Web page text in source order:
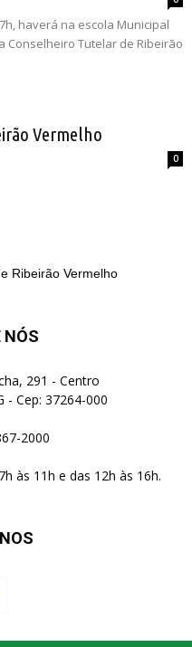
haverá na escola Municipal
Conselheiro Tutelar de Ribeirão
Vermelho
0
NÓS
291 - Centro
- Cep: 37264-000
2000
às 11h e das 12h às 16h.